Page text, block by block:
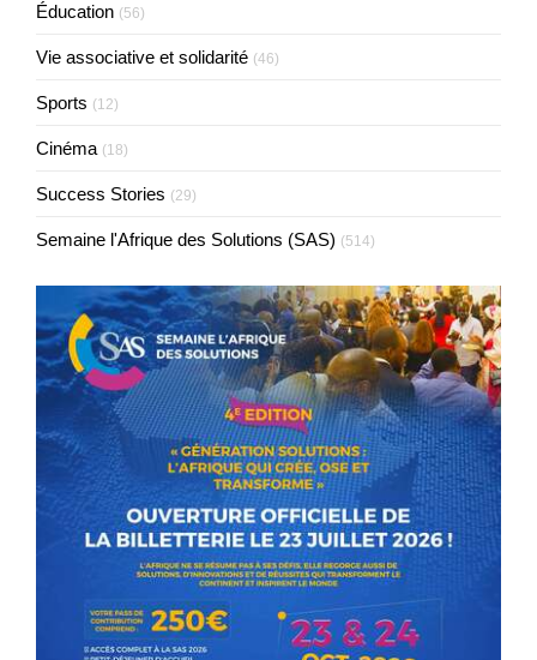
Éducation (56)
Vie associative et solidarité (46)
Sports (12)
Cinéma (18)
Success Stories (29)
Semaine l'Afrique des Solutions (SAS) (514)